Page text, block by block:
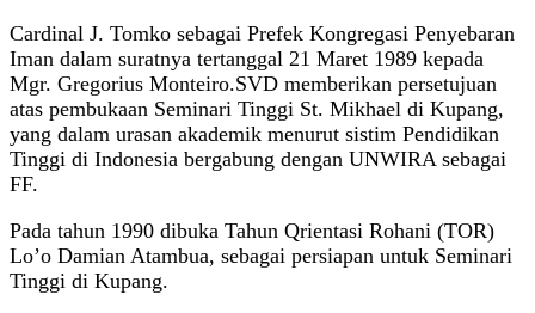
Cardinal J. Tomko sebagai Prefek Kongregasi Penyebaran
Iman dalam suratnya tertanggal 21 Maret 1989 kepada
Mgr. Gregorius Monteiro.SVD memberikan persetujuan
atas pembukaan Seminari Tinggi St. Mikhael di Kupang,
yang dalam urasan akademik menurut sistim Pendidikan
Tinggi di Indonesia bergabung dengan UNWIRA sebagai
FF.
Pada tahun 1990 dibuka Tahun Qrientasi Rohani (TOR)
Lo’o Damian Atambua, sebagai persiapan untuk Seminari
Tinggi di Kupang.